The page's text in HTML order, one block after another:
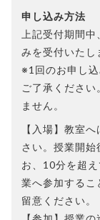
申し込み方法
上記受付期間
みを受付いたし
※1回のお申し
ご了承くださ
ません。
【入場】教室
さい。授業開
お、10分を超
業へ参加するこ
留意ください。